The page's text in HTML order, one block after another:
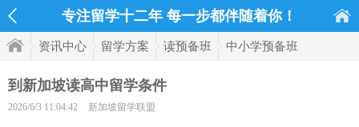
专注留学十二年 每一步都伴随着你！
资讯中心 留学方案 读预备班 中小学预备班
到新加坡读高中留学条件
2026/6/3 11:04:42 新加坡留学联盟